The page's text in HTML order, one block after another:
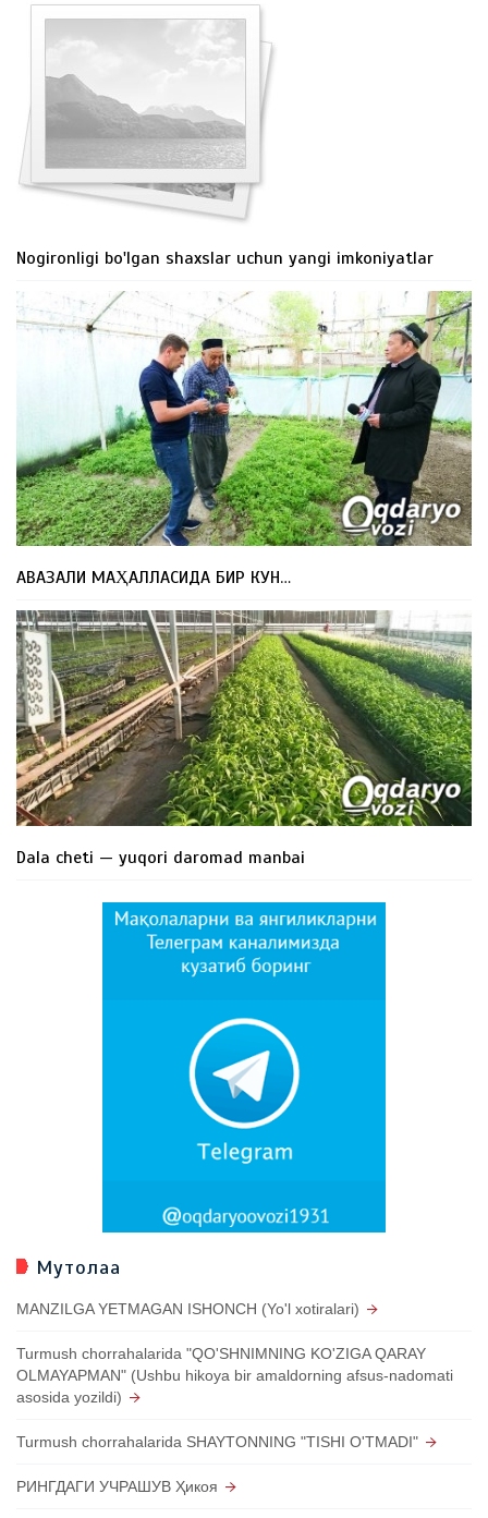
Nogironligi bo'lgan shaxslar uchun yangi imkoniyatlar
АВАЗАЛИ МАҲАЛЛАСИДА БИР КУН…
Dala cheti — yuqori daromad manbai
Мутолаа
MANZILGA YETMAGAN ISHONCH (Yo'l xotiralari)
Turmush chorrahalarida "QO'SHNIMNING KO'ZIGA QARAY
OLMAYAPMAN" (Ushbu hikoya bir amaldorning afsus-nadomati
asosida yozildi)
Turmush chorrahalarida SHAYTONNING "TISHI O'TMADI"
РИНГДАГИ УЧРАШУВ Ҳикоя